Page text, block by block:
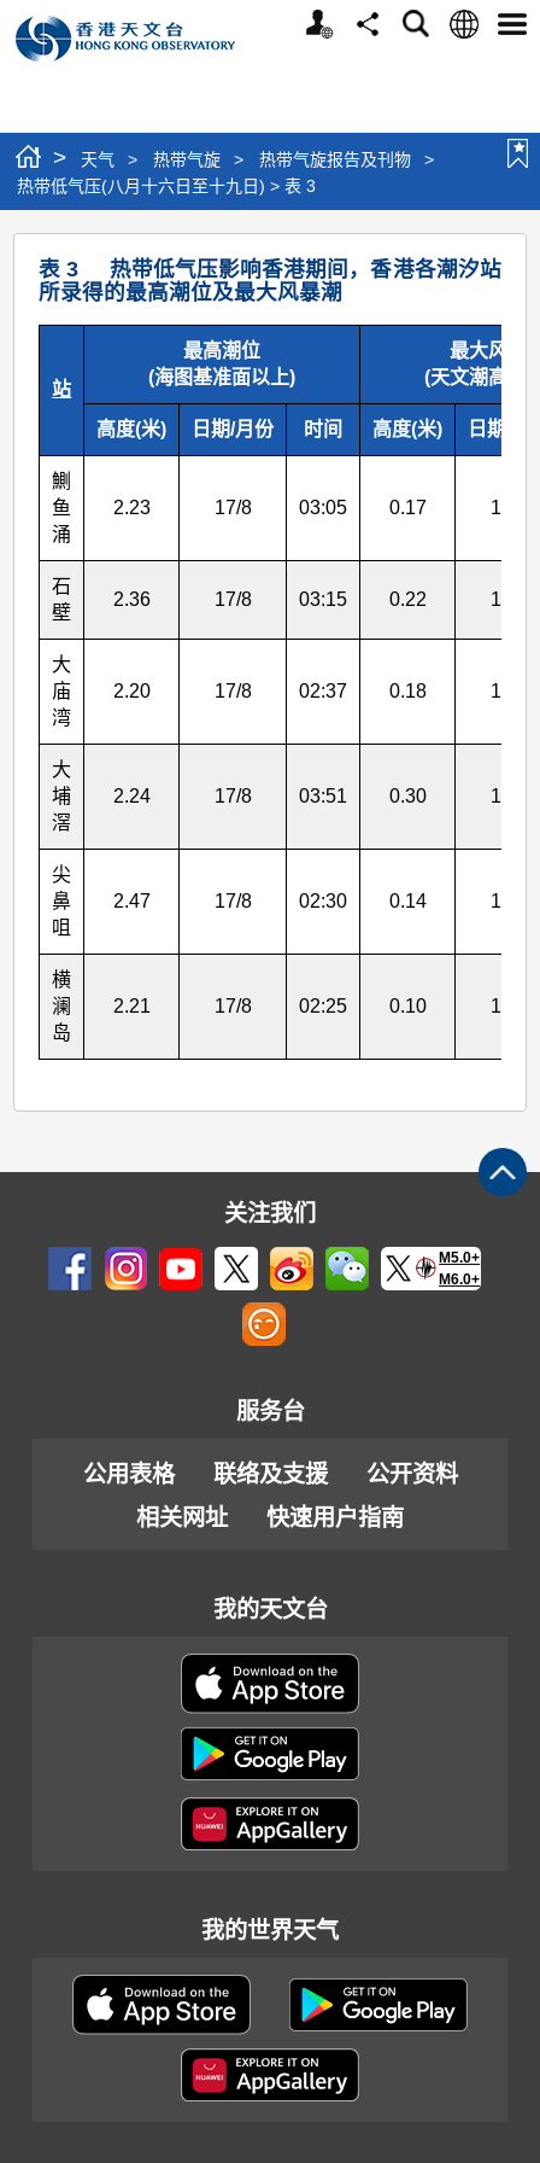
个
分
搜
语
选
> 天气 > 热带气旋 > 热带气旋报告及刊物
>
热带低气压(八月十六日至十九日) > 表 3
热
带
低
日)
表 3 热带低气压影响香港期间，香港各潮汐站
所录得的最高潮位及最大风暴潮
站
最高潮位
(海图基准面以上)
最大风暴
(天文潮高度
高度(米) 日期/月份 时间 高度(米) 日期/月
鰂
鱼
涌
2.23 17/8 03:05 0.17 16/8
石
壁
2.36 17/8 03:15 0.22 17/8
大
庙
湾
2.20 17/8 02:37 0.18 16/8
大
埔
滘
2.24 17/8 03:51 0.30 17/8
尖
鼻
咀
2.47 17/8 02:30 0.14 17/8
横
澜
岛
2.21 17/8 02:25 0.10 16/8
关注我们
M5.0+
M6.0+
服务台
公用表格 联络及支援
公开资料
相关网址
快速用户指南
我的天文台
我的世界天气